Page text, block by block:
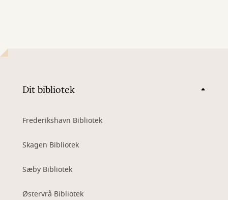
Dit bibliotek
Frederikshavn Bibliotek
Skagen Bibliotek
Sæby Bibliotek
Østervrå Bibliotek